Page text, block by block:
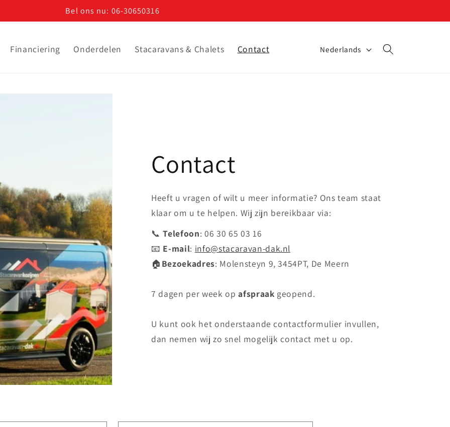
Bel ons nu: 06-30650316
Financiering Onderdelen Stacaravans & Chalets Contact
TNederlands
Contact
Heeft u vragen of wilt u meer informatie? Ons team staat
klaar om u te helpen. Wij zijn bereikbaar via:
📞Telefoon: 06 30 65 03 16
📧 E-mail: info@stacaravan-dak.nl
🏠 Bezoekadres: Molensteyn 9, 3454PT, De Meern
7 dagen per week opafspraak geopend.
U kunt ook het onderstaande contactformulier invullen,
dan nemen wij zo snel mogelijk contact met u op.